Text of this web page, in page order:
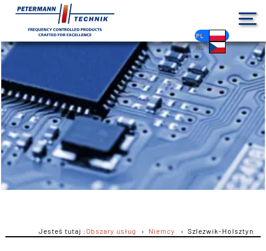
DE
EN
FR
ES
PL
IT
NL
HU
CS
Jesteś tutaj :Obszary usług Niemcy Szlezwik-Holsztyn